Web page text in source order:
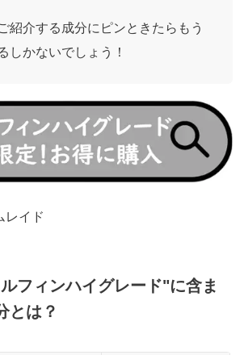
紹介する成分にピンときたらもう
しかないでしょう！
レイド
フィンハイグレード"に含ま
とは？